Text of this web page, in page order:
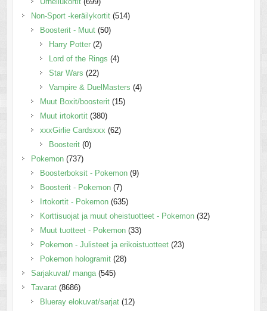
Non-Sport -keräilykortit (514)
Boosterit - Muut (50)
Harry Potter (2)
Lord of the Rings (4)
Star Wars (22)
Vampire & DuelMasters (4)
Muut Boxit/boosterit (15)
Muut irtokortit (380)
xxxGirlie Cardsxxx (62)
Boosterit (0)
Pokemon (737)
Boosterboksit - Pokemon (9)
Boosterit - Pokemon (7)
Irtokortit - Pokemon (635)
Korttisuojat ja muut oheistuotteet - Pokemon (32)
Muut tuotteet - Pokemon (33)
Pokemon - Julisteet ja erikoistuotteet (23)
Pokemon hologramit (28)
Sarjakuvat/ manga (545)
Tavarat (8686)
Blueray elokuvat/sarjat (12)